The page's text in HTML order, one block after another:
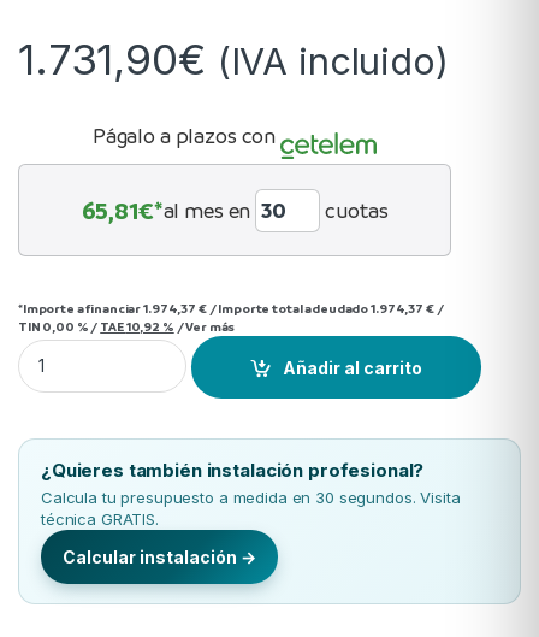
1.731,90€ (IVA incluido)
Págalo a plazos con
65,81€*al mes en cuotas
*Importe a financiar1.974,37 € /Importe total adeudado1.974,37 €/
TIN 0,00 % / TAE10,92 % /Ver más
Split 1x1 Mitsubishi Electric MSZ-AY50VGK mas Kit Plasma
Añadir al carrito
¿Quieres también instalación profesional?
Calcula tu presupuesto a medida en 30 segundos. Visita
técnica GRATIS.
Calcular instalación →